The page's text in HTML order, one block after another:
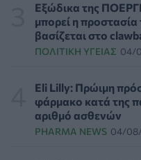
Έκτακτα μέτρα και
της ευλογιάς των
ΕΠΙΚΑΙΡΌΤΗΤΑ 06/08/
Τα τρία SOS στη μέση
επιπλέον χρόνια χωρίς
ΥΓΕΊΑ 06/08/2026 - 16:00
Εξώδικα της
μπορεί η
βασίζεται στο
ΠΟΛΙΤΙΚΉ ΥΓΕΊΑΣ 04/
Eli Lilly: Πρώιμη
φάρμακο κατά της
αριθμό ασθενών
PHARMA NEWS 04/